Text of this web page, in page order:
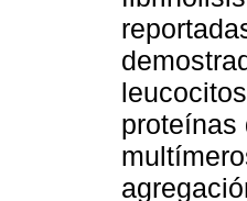
proteínas